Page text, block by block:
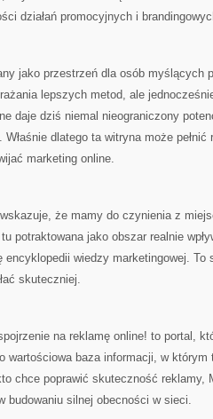
działań promocyjnych i
jako przestrzeń dla osób myślących
lepszych metod, ale
daje dziś niemal nieograniczony
dlatego ta witryna może
marketing online.
że mamy do czynienia z
potraktowana jako obszar realnie
encyklopedii wiedzy marketingowej.
skuteczniej.
na reklamę online! to portal,
wartościowa baza informacji, w
chce poprawić skuteczność reklamy,
budowaniu silnej obecności w sieci.